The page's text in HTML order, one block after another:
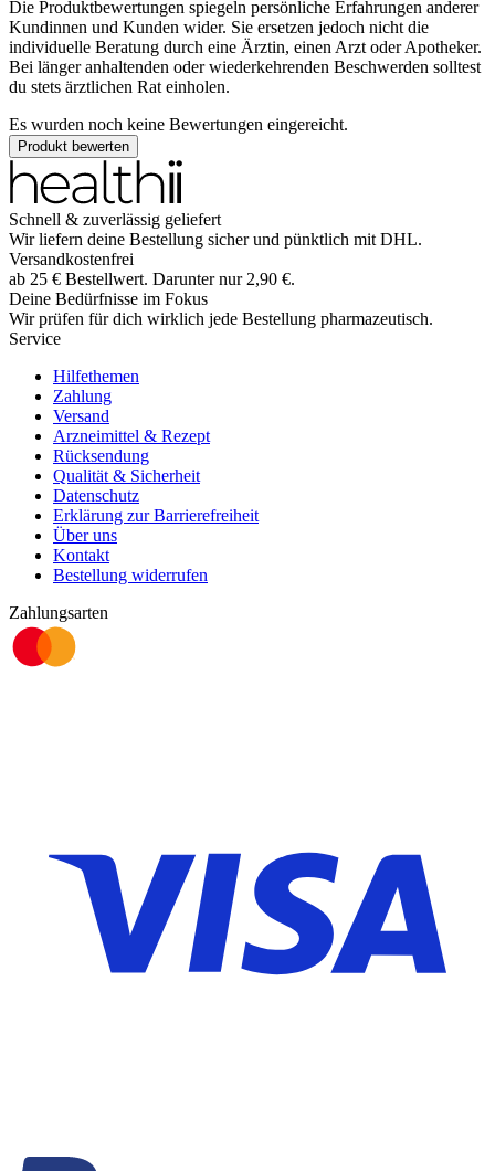
Die Produktbewertungen spiegeln persönliche Erfahrungen anderer
Kundinnen und Kunden wider. Sie ersetzen jedoch nicht die
individuelle Beratung durch eine Ärztin, einen Arzt oder Apotheker.
Bei länger anhaltenden oder wiederkehrenden Beschwerden solltest
du stets ärztlichen Rat einholen.
Es wurden noch keine Bewertungen eingereicht.
Produkt bewerten
Schnell & zuverlässig geliefert
Wir liefern deine Bestellung sicher und pünktlich mit DHL.
Versandkostenfrei
ab 25 € Bestellwert. Darunter nur 2,90 €.
Deine Bedürfnisse im Fokus
Wir prüfen für dich wirklich jede Bestellung pharmazeutisch.
Service
Hilfethemen
Zahlung
Versand
Arzneimittel & Rezept
Rücksendung
Qualität & Sicherheit
Datenschutz
Erklärung zur Barrierefreiheit
Über uns
Kontakt
Bestellung widerrufen
Zahlungsarten